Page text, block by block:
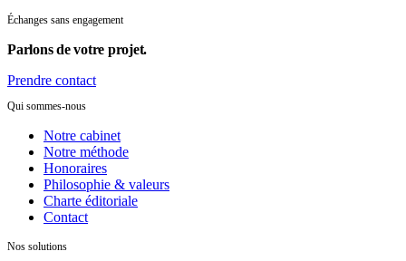
Échanges sans engagement
Parlons de votre projet.
Prendre contact
Qui sommes-nous
Notre cabinet
Notre méthode
Honoraires
Philosophie & valeurs
Charte éditoriale
Contact
Nos solutions